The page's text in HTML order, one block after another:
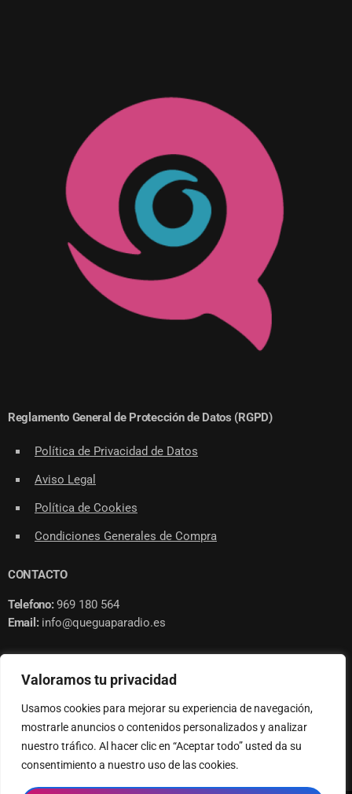
Valoramos tu privacidad
Usamos cookies para mejorar su experiencia de navegación,
mostrarle anuncios o contenidos personalizados y analizar
nuestro tráfico. Al hacer clic en “Aceptar todo” usted da su
consentimiento a nuestro uso de las cookies.
Reglamento General de Protección de Datos (RGPD)
Política de Privacidad de Datos
Aviso Legal
Política de Cookies
Condiciones Generales de Compra
CONTACTO
Telefono:969 180 564
Email: info@queguaparadio.es
© 2023 QUE GUAPA RADIO